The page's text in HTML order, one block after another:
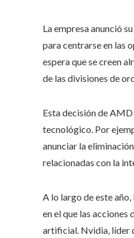
La empresa anunció
para centrarse en las
espera que se creen
de las divisiones de
Esta decisión de
tecnológico. Por
anunciar la
relacionadas con la
A lo largo de este
en el que las acciones
artificial. Nvidia, líder